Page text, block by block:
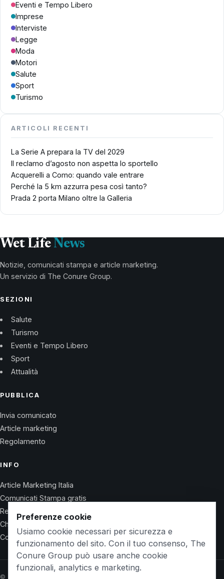
Eventi e Tempo Libero
Imprese
Interviste
Legge
Moda
Motori
Salute
Sport
Turismo
ARTICOLI RECENTI
La Serie A prepara la TV del 2029
Il reclamo d’agosto non aspetta lo sportello
Acquerelli a Como: quando vale entrare
Perché la 5 km azzurra pesa così tanto?
Prada 2 porta Milano oltre la Galleria
Wet Life News
Notizie, comunicati stampa e article marketing.
Un servizio di The Conure Group.
SEZIONI
Salute
Turismo
Eventi e Tempo Libero
Sport
Attualità
PUBBLICA
Invia comunicato
Article marketing
Regolamento
INFO
Article Marketing Italia
Comunicati Stampa gratis
Regolamento
Chi Siamo
Contatti
© 2026 Wet Life News · The Conure Group
Preferenze cookie
Usiamo cookie necessari per sicurezza e
funzionamento del sito. Con il tuo consenso, The
Conure Group può usare anche cookie
funzionali, analytics e marketing.